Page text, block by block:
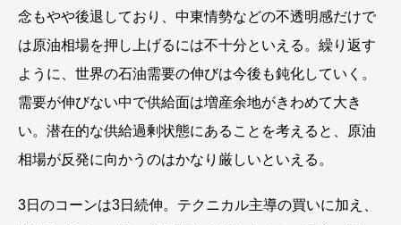
念もやや後退しており、中東情勢などの不透明感だけで
は原油相場を押し上げるには不十分といえる。繰り返す
ように、世界の石油需要の伸びは今後も鈍化していく。
需要が伸びない中で供給面は増産余地がきわめて大き
い。潜在的な供給過剰状態にあることを考えると、原油
相場が反発に向かうのはかなり厳しいといえる。
3日のコーンは3日続伸。テクニカル主導の買いに加え、